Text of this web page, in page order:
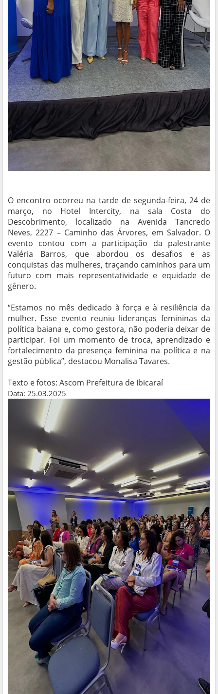
O encontro ocorreu na tarde de segunda-feira, 24 de
março, no Hotel Intercity, na sala Costa do
Descobrimento, localizado na Avenida Tancredo
Neves, 2227 – Caminho das Árvores, em Salvador. O
evento contou com a participação da palestrante
Valéria Barros, que abordou os desafios e as
conquistas das mulheres, traçando caminhos para um
futuro com mais representatividade e equidade de
gênero.
“Estamos no mês dedicado à força e à resiliência da
mulher. Esse evento reuniu lideranças femininas da
política baiana e, como gestora, não poderia deixar de
participar. Foi um momento de troca, aprendizado e
fortalecimento da presença feminina na política e na
gestão pública”, destacou Monalisa Tavares.
Texto e fotos: Ascom Prefeitura de Ibicaraí
Data: 25.03.2025